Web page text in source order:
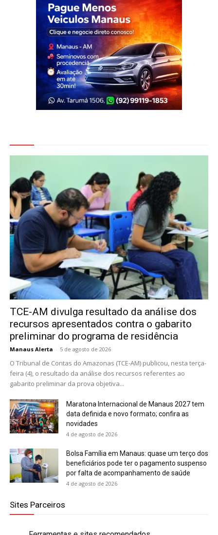
TCE-AM divulga resultado da análise dos
recursos apresentados contra o gabarito
preliminar do programa de residência
Manaus Alerta - 5 de agosto de 2026
O Tribunal de Contas do Amazonas (TCE-AM) publicou, nesta terça-
feira (4), o resultado da análise dos recursos referentes ao
gabarito preliminar da prova objetiva...
Maratona Internacional de Manaus 2027 tem
data definida e novo formato; confira as
novidades
4 de agosto de 2026
Bolsa Família em Manaus: quase um terço dos
beneficiários pode ter o pagamento suspenso
por falta de acompanhamento de saúde
4 de agosto de 2026
Sites Parceiros